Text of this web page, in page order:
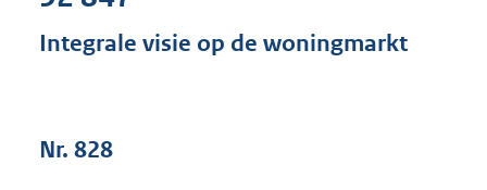
s
Integrale visie op de woningmarkt
Nr. 828